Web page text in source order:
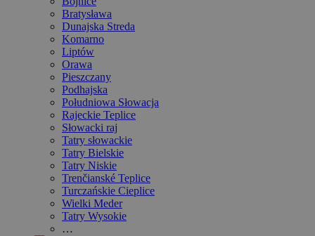
Bratysława
Dunajska Streda
Komarno
Liptów
Orawa
Pieszczany
Podhajska
Południowa Słowacja
Rajeckie Teplice
Słowacki raj
Tatry słowackie
Tatry Bielskie
Tatry Niskie
Trenčianské Teplice
Turczańskie Cieplice
Wielki Meder
Tatry Wysokie
…